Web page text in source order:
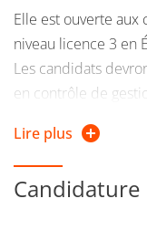
Elle est ouverte
niveau licence 3 en
Les candidats
en contrôle de
bases de données,
Ils devront
mois en milieu
Lire plus
Candidature